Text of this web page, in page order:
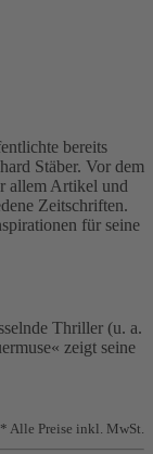
bereits
Stäber. Vor dem
allem Artikel und
Zeitschriften.
für seine
Thriller (u. a.
zeigt seine
* Alle Preise inkl. MwSt.